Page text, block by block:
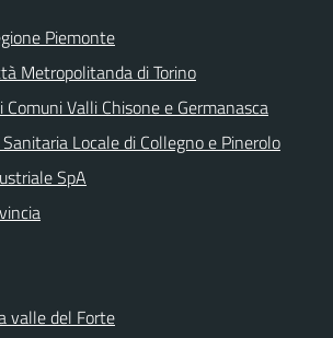
Piemonte
Metropolitanda di Torino
Valli Chisone e Germanasca
Locale di Collegno e Pinerolo
SpA
valle del Forte